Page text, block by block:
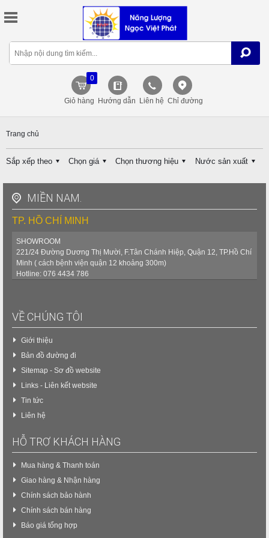
Giỏ hàng
0
Hướng dẫn Liên hệ Chỉ đường
Trang chủ
Sắp xếp theo Chọn giá Chọn thương hiệu Nước sản xuất
MIỀN NAM.
TP. HỒ CHÍ MINH
SHOWROOM
221/24 Đường Dương Thị Mười, F.Tân Chánh Hiệp, Quận 12, TP.Hồ Chí
Minh ( cách bệnh viện quận 12 khoảng 300m)
Hotline: 076 4434 786
VỀ CHÚNG TÔI
Giới thiệu
Bản đồ đường đi
Sitemap - Sơ đồ website
Links - Liên kết website
Tin tức
Liên hệ
HỖ TRỢ KHÁCH HÀNG
Mua hàng & Thanh toán
Giao hàng & Nhận hàng
Chính sách bảo hành
Chính sách bán hàng
Báo giá tổng hợp